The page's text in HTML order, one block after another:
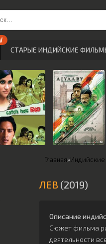
Главная»Индийские
ЛЕВ (2019)
Описание
Сюжет фильма
деятельности
СТАРЫЕ ИНДИЙСКИЕ